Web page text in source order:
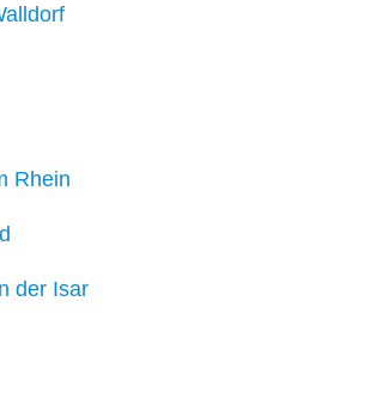
Rhein
der Isar